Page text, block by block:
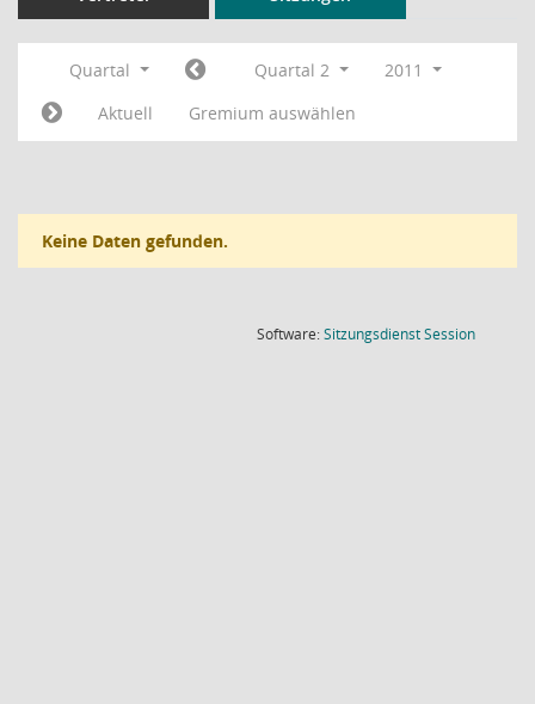
Quartal Quartal 2
2011
Aktuell
Gremium auswählen
Keine Daten gefunden.
Software:SitzungsdienstSession(Wird in